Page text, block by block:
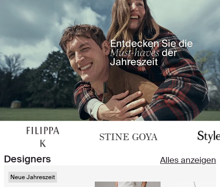
Designers Alles anzeigen
Neue Jahreszeit